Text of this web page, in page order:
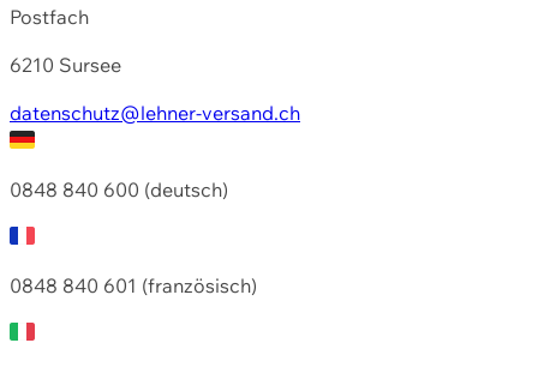
Postfach
6210 Sursee
datenschutz@lehner-versand.ch
0848 840 600 (deutsch)
0848 840 601 (französisch)